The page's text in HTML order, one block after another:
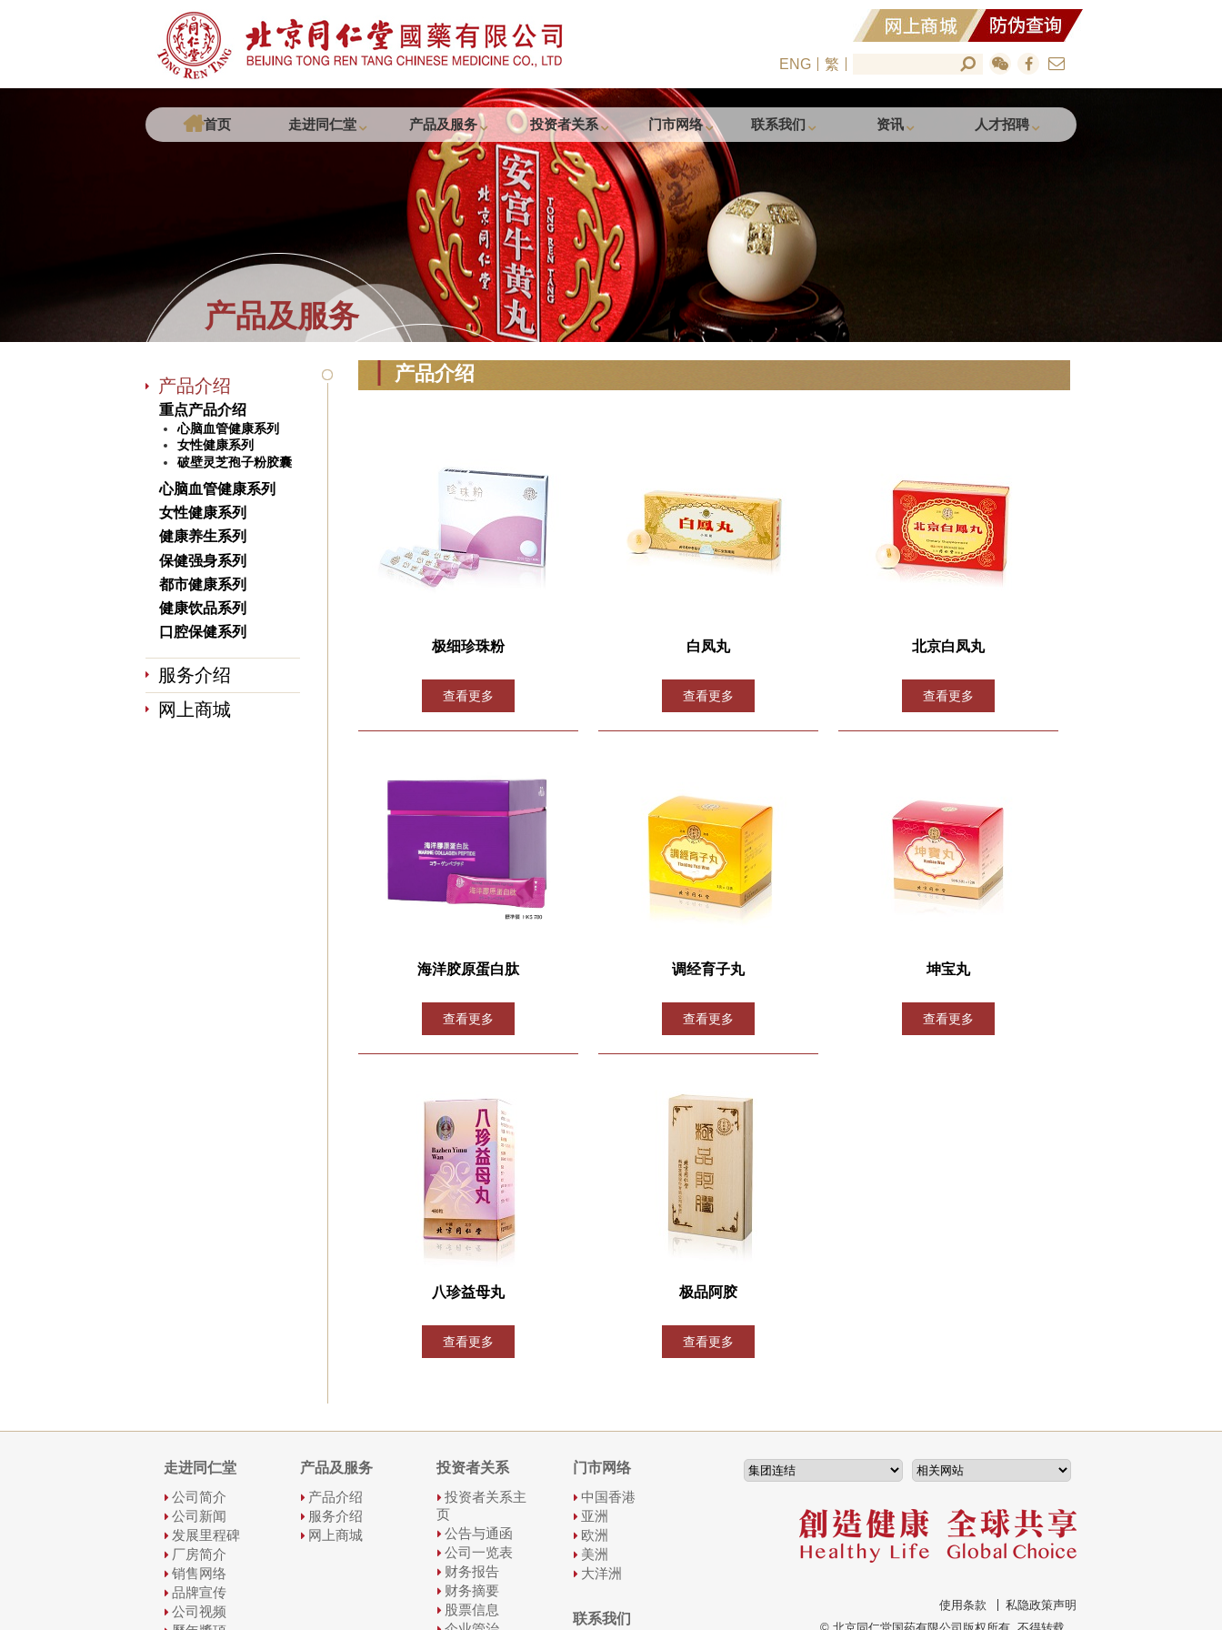
ENG 繁
首页 走进同仁堂 产品及服务 投资者关系 门市网络 联系我们 资讯 人才招聘
产品及服务
产品介绍
重点产品介绍
心脑血管健康系列
女性健康系列
破壁灵芝孢子粉胶囊
心脑血管健康系列
女性健康系列
健康养生系列
保健强身系列
都市健康系列
健康饮品系列
口腔保健系列
服务介绍
网上商城
产品介绍
极细珍珠粉
查看更多
白凤丸
查看更多
北京白凤丸
查看更多
海洋胶原蛋白肽
查看更多
调经育子丸
查看更多
坤宝丸
查看更多
八珍益母丸
查看更多
极品阿胶
查看更多
走进同仁堂
公司简介
公司新闻
发展里程碑
厂房简介
销售网络
品牌宣传
公司视频
产品及服务
产品介绍
服务介绍
网上商城
投资者关系
投资者关系主
页
公告与通函
公司一览表
财务报告
财务摘要
股票信息
门市网络
中国香港
亚洲
欧洲
美洲
大洋洲
联系我们
使用条款
私隐政策声明